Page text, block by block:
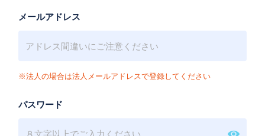
メールアドレス
※法人の場合は法人メールアドレスで登録してください
パスワード